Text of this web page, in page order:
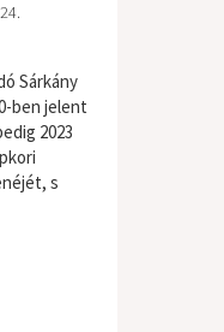
Sárkány
ben jelent
2023
s